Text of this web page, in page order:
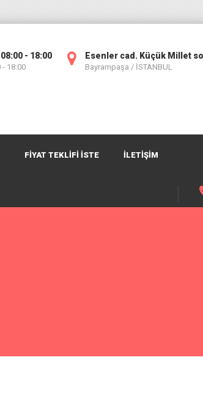
Esenler cad. Küçük Millet
Bayrampaşa / İSTANBUL
- 18:00
- 18:00
FIYAT TEKLIFI İSTE İLETIŞIM